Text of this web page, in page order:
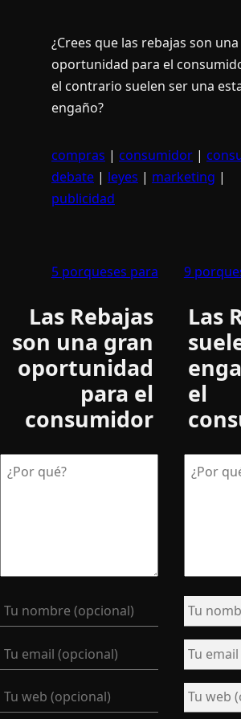
¿Crees que las rebajas son
oportunidad para el
el contrario suelen ser una
engaño?
compras | consumidor |
debate | leyes | marketing |
publicidad
5 porqueses para
Las Rebajas
son una gran
oportunidad
para el
consumidor
9
Las
el